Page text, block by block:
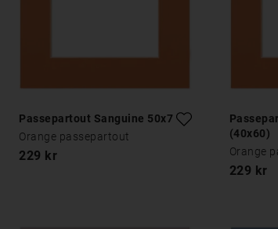
Passepartout Sanguine 50x70
Orange passepartout
229 kr
(40x60)
Orange
229 kr